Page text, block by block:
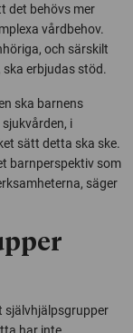
det behövs mer
vårdbehov.
och särskilt
erbjudas stöd.
ska barnens
i
sätt detta ska ske.
barnperspektiv som
säger
självhjälpsgrupper